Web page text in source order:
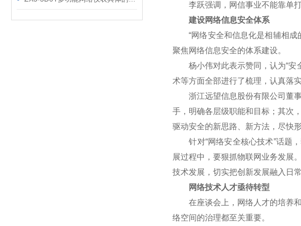
李跃强调，网信事业不能靠单打
建设网络信息安全体系
“网络安全和信息化是相辅相成
聚焦网络信息安全的体系建设。
杨小伟对此表示赞同，认为“安全
术等方面全部进行了梳理，认真落
浙江远望信息股份有限公司董事
手，明确各层级职能和目标；其次
驱动安全的新思路、新方法，尽快
针对“网络安全核心技术”话题，
展过程中，要狠抓物联网业务发展
技术发展，切实把创新发展融入日
网络技术人才亟待转型
在座谈会上，网络人才的培养和
络空间的治理都至关重要。